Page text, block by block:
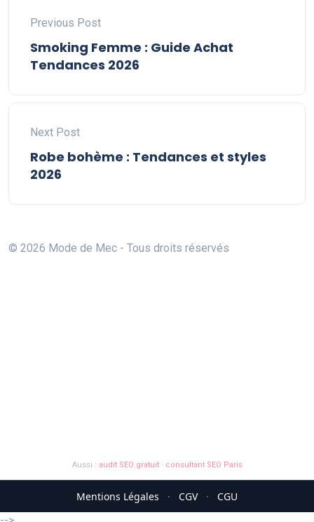
Previous Post
Smoking Femme : Guide Achat
Tendances 2026
Next Post
Robe bohème : Tendances et styles
2026
© 2026 Mode de Mec - Tous droits réservés
Aussi : audit SEO gratuit· consultant SEO Paris
Mentions Légales · CGV ·
CGU